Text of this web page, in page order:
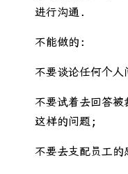
进行沟通.
不能做的:
不要谈论任何个
不要试着去回答
这样的问题;
不要去支配员工的